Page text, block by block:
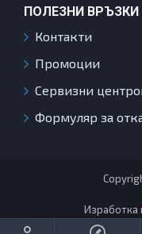
ПОЛЕЗНИ ВРЪЗКИ
Контакти
Промоции
Сервизни
Формуляр за
Изработка